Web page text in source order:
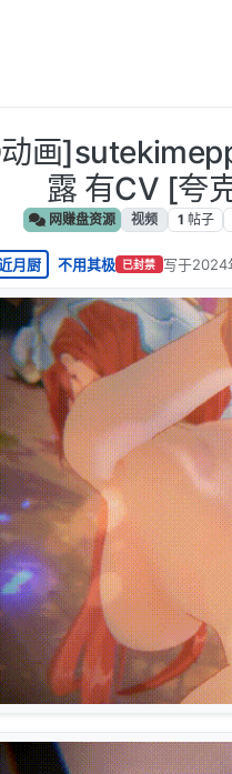
画
露 有CV [夸
网赚盘资源 视频 1 帖子
月厨 不用其极 已封禁 写于2024
最后由 编